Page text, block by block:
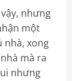
nhưng
một
nhà, xong
mà ra
nhưng